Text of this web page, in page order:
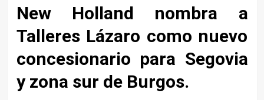
New Holland nombra a
Talleres Lázaro como nuevo
concesionario para Segovia
y zona sur de Burgos.